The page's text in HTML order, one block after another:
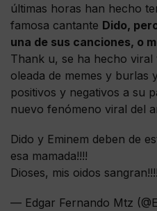
últimas horas han hecho
famosa cantante Dido,
una de sus canciones, o
Thank u, se ha hecho
oleada de memes y burlas
positivos y negativos a su
nuevo fenómeno viral del
Dido y Eminem deben de
esa mamada!!!!
Dioses, mis oidos sangran!!!!
— Edgar Fernando Mtz